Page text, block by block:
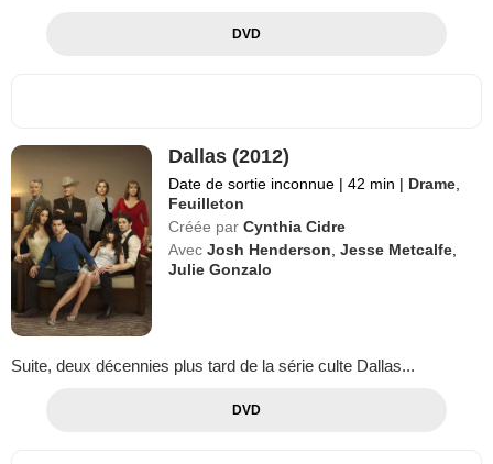
DVD
Dallas (2012)
Date de sortie inconnue | 42 min | Drame
Feuilleton
Créée par Cynthia Cidre
Avec Josh Henderson ,Jesse Metcalfe
Julie Gonzalo
Suite, deux décennies plus tard de la série culte Dallas...
DVD